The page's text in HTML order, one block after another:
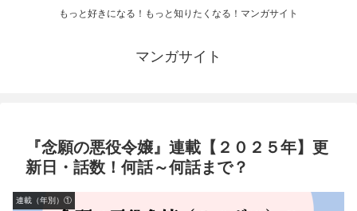
もっと好きになる！もっと知りたくなる！マンガサイト
マンガサイト
『念願の悪役令嬢』連載【２０２５年】更
新日・話数！何話～何話まで？
連載（年別）①